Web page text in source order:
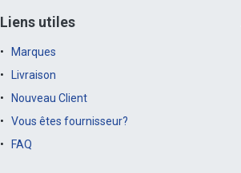
Liens utiles
Marques
Livraison
Nouveau Client
Vous êtes fournisseur?
FAQ